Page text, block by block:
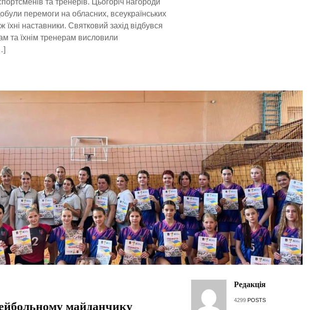
перемоги на обласних, всеукраїнських
їхні наставники. Святковий захід відбувся
та їхнім тренерам висловили
майданчику
Редакція
4299 POSTS